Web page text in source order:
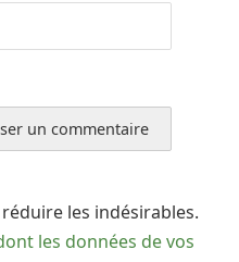
les indésirables.
les données de vos